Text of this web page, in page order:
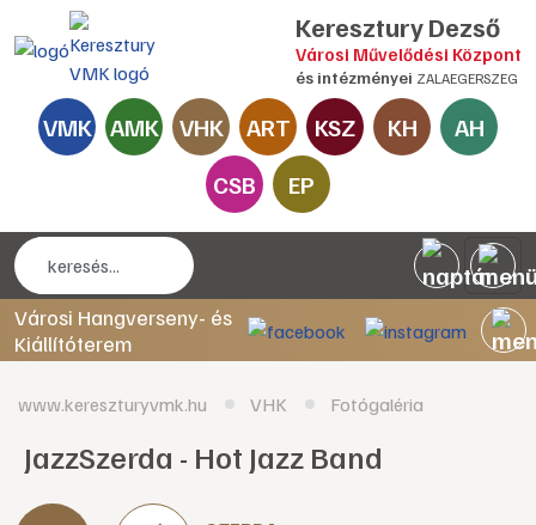
Keresztury Dezső
Városi Művelődési Központ
és intézményei ZALAEGERSZEG
VMK AMK VHK ART KSZ KH
AH
CSB
EP
Városi Hangverseny- és
Kiállítóterem
www.kereszturyvmk.hu VHK Fotógaléria
JazzSzerda - Hot Jazz Band